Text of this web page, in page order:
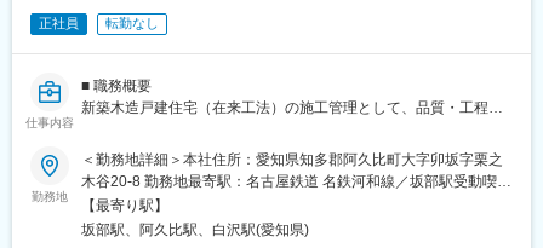
良く、質問しやすい環境です。
当社は「共存共栄」を理念とし、地域のお客様と社員双方が幸せ
になる家づくりを大切にしてきました。ZEH（ゼロエネルギー住
年の信頼と豊富な土地情報を強みに、知多半島で安定した受注を
継続しています。
また、長期休暇（夏8日・冬11日）、残業は月平均20時間程度、
報奨金・賞与充実など、“働きやすさ”と“成果評価”を両立できる点
正社員 転勤なし
仕事内容
■ 職務概要
新築木造戸建住宅（在来工法）の施工管理として、品質・工程・
たい方、地域密着で腰を据えて働きたい方に最適な環境です。
■ 具体的な業務内容
（1）協力会社の手配および職人への指示出し
（2）建築資材の発注・納品管理
勤務地
＜勤務地詳細＞本社住所：愛知県知多郡阿久比町大字卯坂字栗之
木谷20-8 勤務地最寄駅：名古屋鉄道 名鉄河和線／坂部駅受動喫煙
対策：屋内全面禁煙変更の範囲：会社の定める事業所
【最寄り駅】
坂部駅、阿久比駅、白沢駅(愛知県)